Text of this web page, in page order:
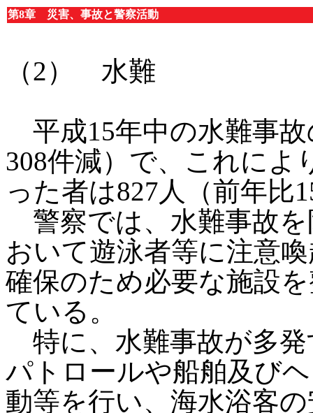
第8章 災害、事故と警察活動
（2） 水難
平成15年中の水難事故
308件減）で、これによ
った者は827人（前年比
警察では、水難事故
おいて遊泳者等に注意
確保のため必要な施設
ている。
特に、水難事故が多
パトロールや船舶及び
動等を行い、海水浴客